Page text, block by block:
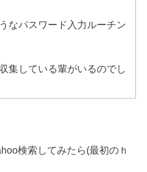
なパスワード入力ルーチン
集している輩がいるのでし
検索してみたら(最初のｈ